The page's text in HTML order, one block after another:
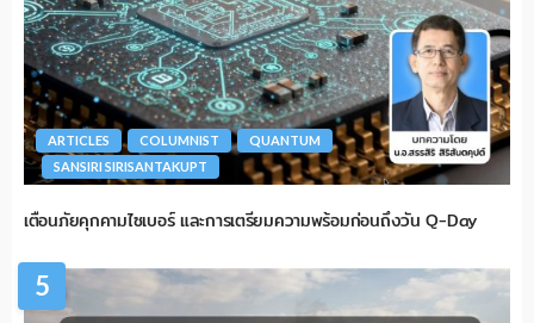
ARTICLES COLUMNIST
QUANTUM
SANSIRI SIRISANTAKUPT
เตือนภัยคุกคามไซเบอร์ และการเตรียมความพร้อมก่อนถึงวัน Q-Day
5